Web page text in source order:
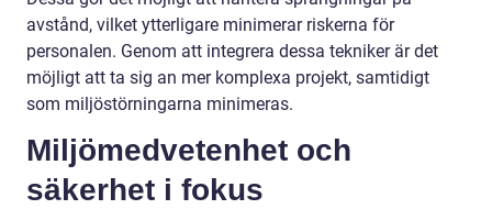
avstånd, vilket ytterligare minimerar riskerna för
personalen. Genom att integrera dessa tekniker är det
möjligt att ta sig an mer komplexa projekt, samtidigt
som miljöstörningarna minimeras.
Miljömedvetenhet och
säkerhet i fokus